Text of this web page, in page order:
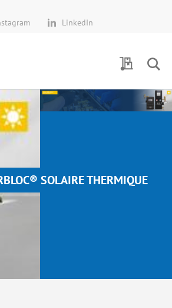
LinkedIn
Demande
SOLAIRE THERMIQUE